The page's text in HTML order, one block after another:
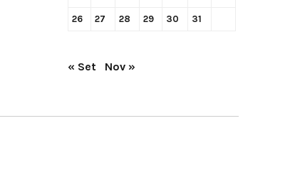
26 27 28 29 30 31
« Set Nov »